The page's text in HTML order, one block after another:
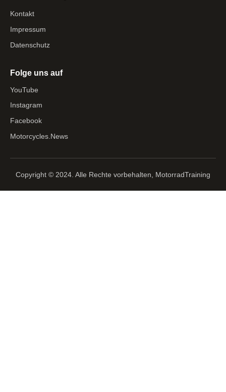
Kontakt
Impressum
Datenschutz
Folge uns auf
YouTube
Instagram
Facebook
Motorcycles.News
Copyright © 2024. Alle Rechte vorbehalten, MotorradTraining